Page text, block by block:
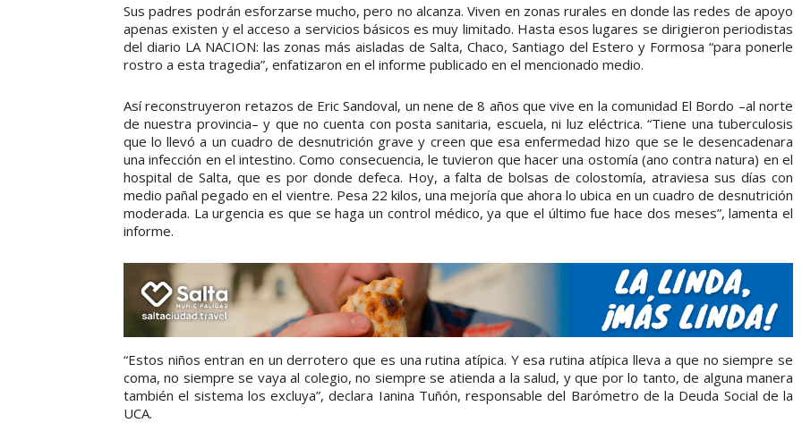
Sus padres podrán esforzarse mucho, pero no alcanza. Viven en zonas rurales en donde las redes de apoyo
apenas existen y el acceso a servicios básicos es muy limitado. Hasta esos lugares se dirigieron periodistas
del diario LA NACION: las zonas más aisladas de Salta, Chaco, Santiago del Estero y Formosa “para ponerle
rostro a esta tragedia”, enfatizaron en el informe publicado en el mencionado medio.
Así reconstruyeron retazos de Eric Sandoval, un nene de 8 años que vive en la comunidad El Bordo –al norte
de nuestra provincia– y que no cuenta con posta sanitaria, escuela, ni luz eléctrica. “Tiene una tuberculosis
que lo llevó a un cuadro de desnutrición grave y creen que esa enfermedad hizo que se le desencadenara
una infección en el intestino. Como consecuencia, le tuvieron que hacer una ostomía (ano contra natura) en el
hospital de Salta, que es por donde defeca. Hoy, a falta de bolsas de colostomía, atraviesa sus días con
medio pañal pegado en el vientre. Pesa 22 kilos, una mejoría que ahora lo ubica en un cuadro de desnutrición
moderada. La urgencia es que se haga un control médico, ya que el último fue hace dos meses”, lamenta el
informe.
“Estos niños entran en un derrotero que es una rutina atípica. Y esa rutina atípica lleva a que no siempre se
coma, no siempre se vaya al colegio, no siempre se atienda a la salud, y que por lo tanto, de alguna manera
también el sistema los excluya”, declara Ianina Tuñón, responsable del Barómetro de la Deuda Social de la
UCA.